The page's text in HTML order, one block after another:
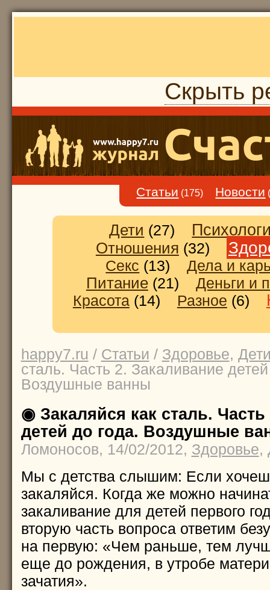
Скрыть
Статьи (175) Новости
Дети (27)
Отношения (32)
Секс (13) Дела и
Питание(21) Деньги и
Красота (14) Разное (6)
happy7.ru / Статьи / Здоровье,
сталь. Часть 2. Закаливание
Воздушные ванны
◉ Закаляйся как сталь.
детей до года. Воздушные
Ломоносов, 14/02/2012, Здоровье,
Мы с детства слышим: Если
закаляйся. Когда же можно
закаливание для детей первого
вторую часть вопроса ответим
на первую: «Чем раньше, тем
еще до рождения, в утробе
зачатия».